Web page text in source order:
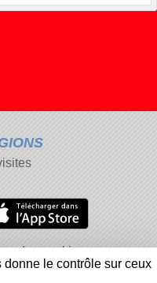
des cookies
contenu inapproprié
le contrôle sur ceux